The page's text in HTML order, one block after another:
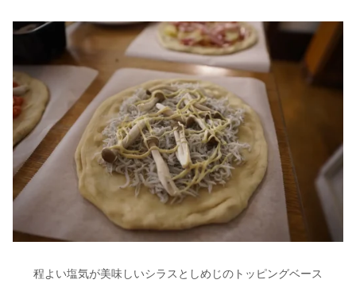
程よい塩気が美味しいシラスとしめじのトッピングベース